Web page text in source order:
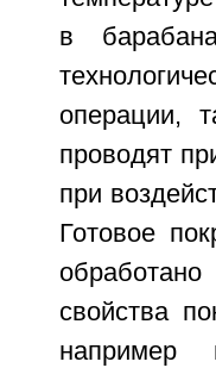
в
операции,
проводят
при
Готовое
свойства
например